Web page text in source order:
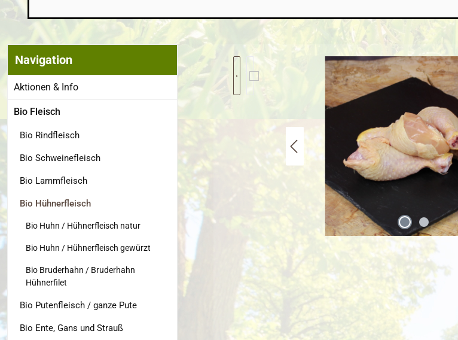
Navigation
Aktionen & Info
Bio Fleisch
Bio Rindfleisch
Bio Schweinefleisch
Bio Lammfleisch
Bio Hühnerfleisch
Bio Huhn / Hühnerfleisch natur
Bio Huhn / Hühnerfleisch gewürzt
Bio Bruderhahn / Bruderhahn
Hühnerfilet
Bio Putenfleisch / ganze Pute
Bio Ente, Gans und Strauß
Bildergalerie überspringen